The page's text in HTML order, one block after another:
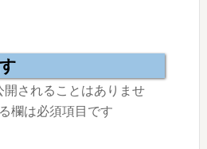
開されることはありませ
欄は必須項目です